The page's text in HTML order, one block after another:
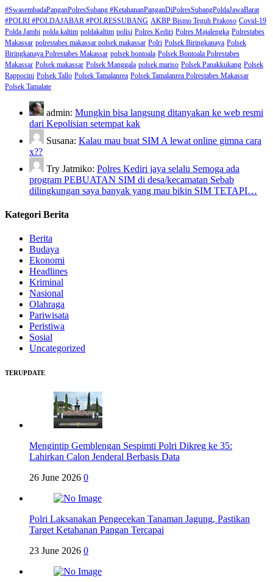
#SwasembadaPanganPolresSubang #KetahananPanganDiPolresSubangPoldaJawaBarat
#POLRI #POLDAJABAR #POLRESSUBANG AKBP Bismo Teguh Prakoso Covid-19
Polda Jambi polda kaltim poldakaltim polisi Polres Kediri Polres Majalengka Polrestabes
Makassar polrestabes makassar polsek makassar Polri Polsek Biringkanaya Polsek
Biringkanaya Polrestabes Makassar polsek bontoala Polsek Bontoala Polrestabes
Makassar Polsek makassar Polsek Manggala polsek mariso Polsek Panakkukang Polsek
Rappocini Polsek Tallo Polsek Tamalanrea Polsek Tamalanrea Polrestabes Makassar
Polsek Tamalate
admin: Mungkin bisa langsung ditanyakan ke web resmi
dari Kepolisian setempat kak
Susana: Kalau mau buat SIM A lewat online gimna cara
x??
Try Jatmiko: Polres Kediri jaya selalu Semoga ada
program PEBUATAN SIM di desa/kecamatan Sebab
dilingkungan saya banyak yang mau bikin SIM TETAPI…
Kategori Berita
Berita
Budaya
Ekonomi
Headlines
Kriminal
Nasional
Olahraga
Pariwisata
Peristiwa
Sosial
Uncategorized
TERUPDATE
Mengintip Gemblengan Sespimti Polri Dikreg ke 35:
Lahirkan Calon Jenderal Berbasis Data
26 June 2026 0
Polri Laksanakan Pengecekan Tanaman Jagung, Pastikan
Target Ketahanan Pangan Tercapai
23 June 2026 0